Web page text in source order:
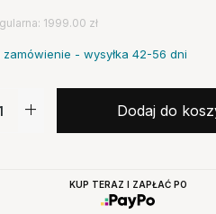
1999.00 zł
zamówienie - wysyłka 42-56 dni
Dodaj do
KUP TERAZ I ZAPŁAĆ PO